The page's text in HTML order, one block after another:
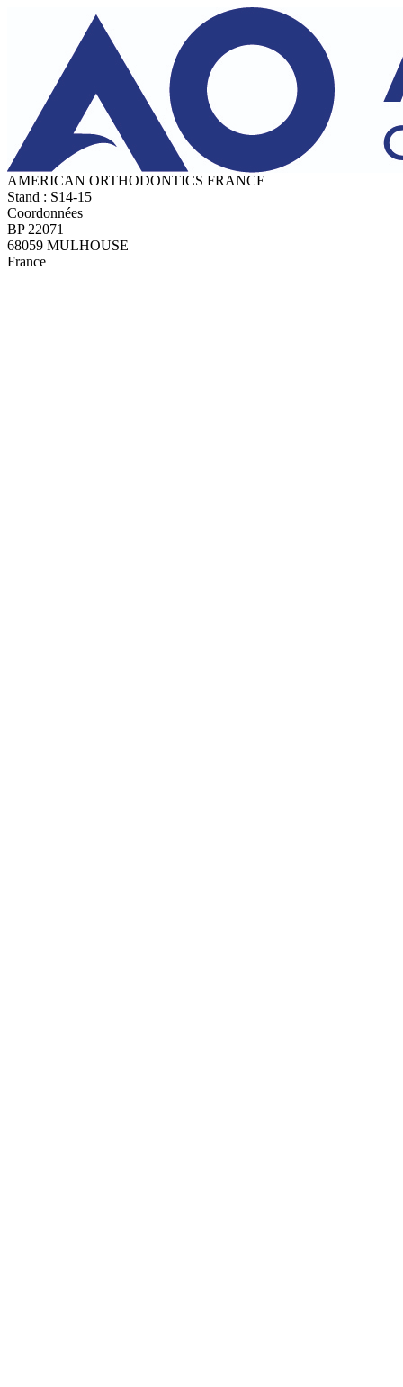
AMERICAN ORTHODONTICS FRANCE
Stand : S14-15
Coordonnées
BP 22071
68059 MULHOUSE
France